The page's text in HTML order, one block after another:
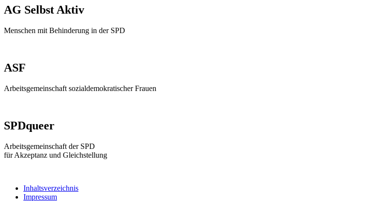
AG Selbst Aktiv
Menschen mit Behinderung in der SPD
ASF
Arbeitsgemeinschaft sozialdemokratischer Frauen
SPDqueer
Arbeitsgemeinschaft der SPD
für Akzeptanz und Gleichstellung
Inhaltsverzeichnis
Impressum